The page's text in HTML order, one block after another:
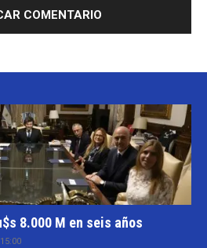
8.000 M en seis años